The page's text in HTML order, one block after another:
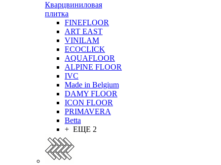
Кварцвиниловая
плитка
FINEFLOOR
ART EAST
VINILAM
ECOCLICK
AQUAFLOOR
ALPINE FLOOR
IVC
Made in Belgium
DAMY FLOOR
ICON FLOOR
PRIMAVERA
Betta
+ ЕЩЕ 2